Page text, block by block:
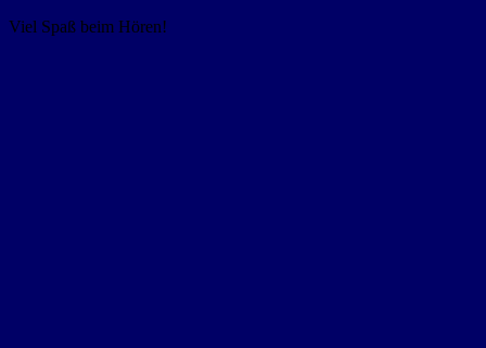
Viel Spaß beim Hören!